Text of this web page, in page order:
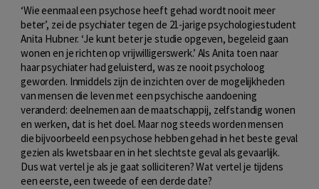
‘Wie eenmaal een psychose heeft gehad wordt nooit meer
beter’, zei de psychiater tegen de 21-jarige psychologiestudent
Anita Hubner. ‘Je kunt beter je studie opgeven, begeleid gaan
wonen en je richten op vrijwilligerswerk.’ Als Anita toen naar
haar psychiater had geluisterd, was ze nooit psycholoog
geworden. Inmiddels zijn de inzichten over de mogelijkheden
van mensen die leven met een psychische aandoening
veranderd: deelnemen aan de maatschappij, zelfstandig wonen
en werken, dat is het doel. Maar nog steeds worden mensen
die bijvoorbeeld een psychose hebben gehad in het beste geval
gezien als kwetsbaar en in het slechtste geval als gevaarlijk.
Dus wat vertel je als je gaat solliciteren? Wat vertel je tijdens
een eerste, een tweede of een derde date?